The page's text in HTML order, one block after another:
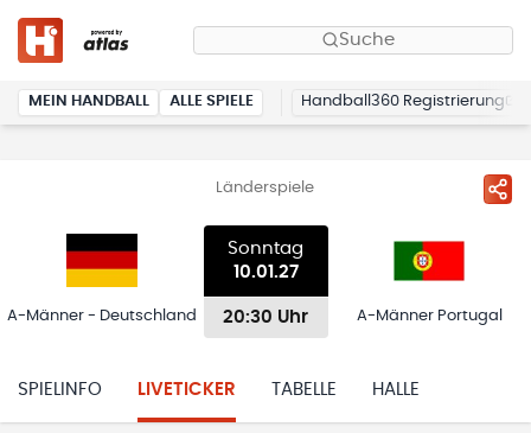
Suche
MEIN HANDBALL ALLE SPIELE Handball360 Registrierung
Länderspiele
A-Männer - Deutschland
Sonntag
10.01.27
20:30 Uhr A-Männer Portugal
SPIELINFO LIVETICKER TABELLE HALLE